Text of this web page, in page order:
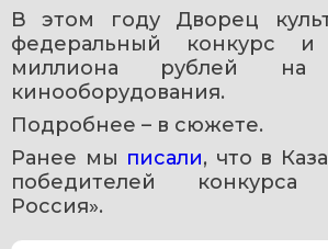
В этом году Дворец
федеральный конкурс и
миллиона рублей на
кинооборудования.
Подробнее – в сюжете.
Ранее мы писали, что в
победителей конкурса
Россия».